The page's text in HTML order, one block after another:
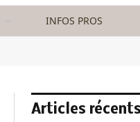
INFOS PROS
Articles récents